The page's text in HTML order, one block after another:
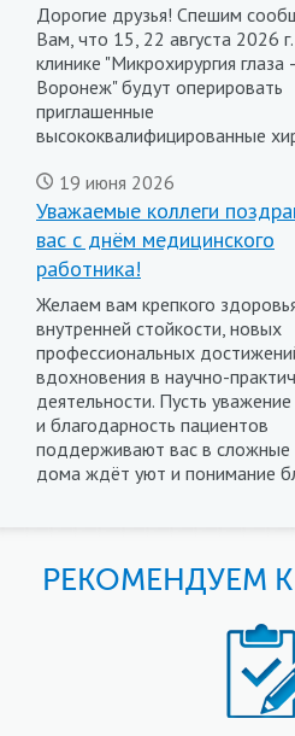
Дорогие друзья! Спешим
Вам, что 15, 22 августа 2026
клинике "Микрохирургия глаза
Воронеж" будут оперировать
приглашенные
высококвалифицированные
19 июня 2026
Уважаемые коллеги
вас с днём медицинского
работника!
Желаем вам крепкого
внутренней стойкости, новых
профессиональных
вдохновения в научно-
деятельности. Пусть уважение
и благодарность пациентов
поддерживают вас в сложные
дома ждёт уют и понимание
РЕКОМЕНДУЕМ